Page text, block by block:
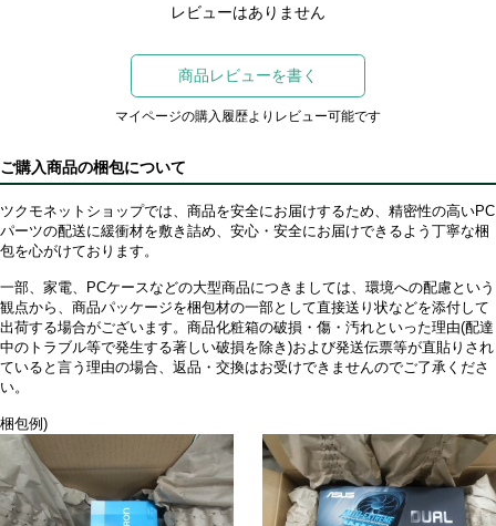
レビューはありません
商品レビューを書く
マイページの購入履歴よりレビュー可能です
ご購入商品の梱包について
ツクモネットショップでは、商品を安全にお届けするため、精密性の高いPC
パーツの配送に緩衝材を敷き詰め、安心・安全にお届けできるよう丁寧な梱
包を心がけております。
一部、家電、PCケースなどの大型商品につきましては、環境への配慮という
観点から、商品パッケージを梱包材の一部として直接送り状などを添付して
出荷する場合がございます。商品化粧箱の破損・傷・汚れといった理由(配達
中のトラブル等で発生する著しい破損を除き)および発送伝票等が直貼りされ
ていると言う理由の場合、返品・交換はお受けできませんのでご了承くださ
い。
梱包例)